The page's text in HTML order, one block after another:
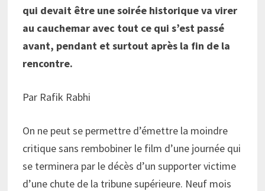
qui devait être une soirée historique va virer
au cauchemar avec tout ce qui s’est passé
avant, pendant et surtout après la fin de la
rencontre.
Par Rafik Rabhi
On ne peut se permettre d’émettre la moindre
critique sans rembobiner le film d’une journée qui
se terminera par le décès d’un supporter victime
d’une chute de la tribune supérieure. Neuf mois